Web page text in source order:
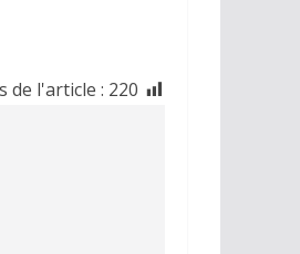
de l'article : 220